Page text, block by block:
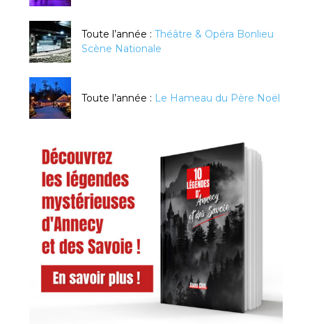
Toute l’année : Théâtre & Opéra Bonlieu
Scène Nationale
Toute l’année : Le Hameau du Père Noël